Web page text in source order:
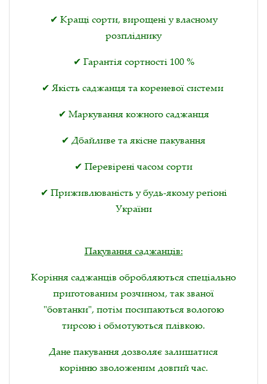
✔ Кращі сорти, вирощені у власному
розпліднику
✔ Гарантія сортності 100 %
✔ Якість саджанця та кореневої системи
✔ Маркування кожного саджанця
✔ Дбайливе та якісне пакування
✔ Перевірені часом сорти
✔ Приживлюваність у будь-якому регіоні
України
Пакування саджанців:
Коріння саджанців обробляються спеціально
приготованим розчином, так званої
"бовтанки", потім посипаються вологою
тирсою і обмотуються плівкою.
Дане пакування дозволяє залишатися
корінню зволоженим довгий час.